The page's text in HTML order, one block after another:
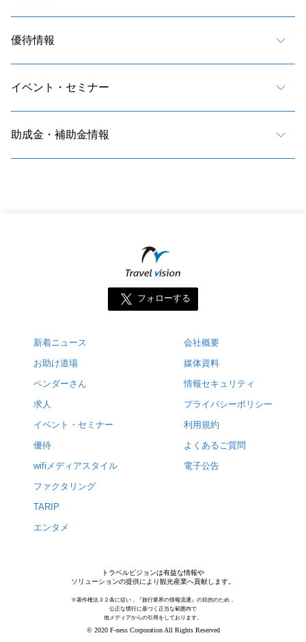
優待情報
イベント・セミナー
助成金・補助金情報
フォローする
新着ニュース
お助け道場
ベンダーさん
求人
イベント・セミナー
優待
wifiメディアスタイル
ファクタリング
TARIP
エンタメ
会社概要
媒体資料
情報セキュリティ
プライバシーポリシー
利用規約
よくあるご質問
電子公告
トラベルビジョンは有益な情報や
ソリューションの提供により観光産業へ貢献します。
※著作権法３２条に従い，『旅行業界の情報流通』の目的のため，
公正な慣行に基づく正当な範囲内で
他メディアからの引用をしております。
© 2020 F-ness Corporation All Rights Reserved